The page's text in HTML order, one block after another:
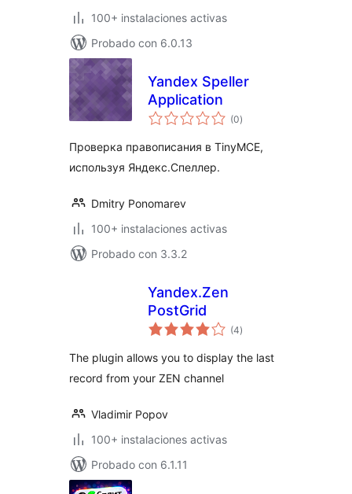
100+ instalaciones activas
Probado con 6.0.13
Yandex Speller
Application
(0total
de
)
Проверка правописания в TinyMCE,
используя Яндекс.Спеллер.
Dmitry Ponomarev
100+ instalaciones activas
Probado con 3.3.2
Yandex.Zen
PostGrid
(4total
de
)
The plugin allows you to display the last
record from your ZEN channel
Vladimir Popov
100+ instalaciones activas
Probado con 6.1.11